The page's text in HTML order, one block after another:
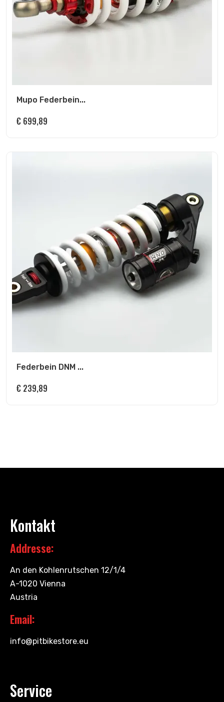
Mupo Federbein...
€ 699,89
Federbein DNM ...
€ 239,89
Kontakt
Addresse:
An den Kohlenrutschen 12/1/4
A-1020 Vienna
Austria
Email:
info@pitbikestore.eu
Service